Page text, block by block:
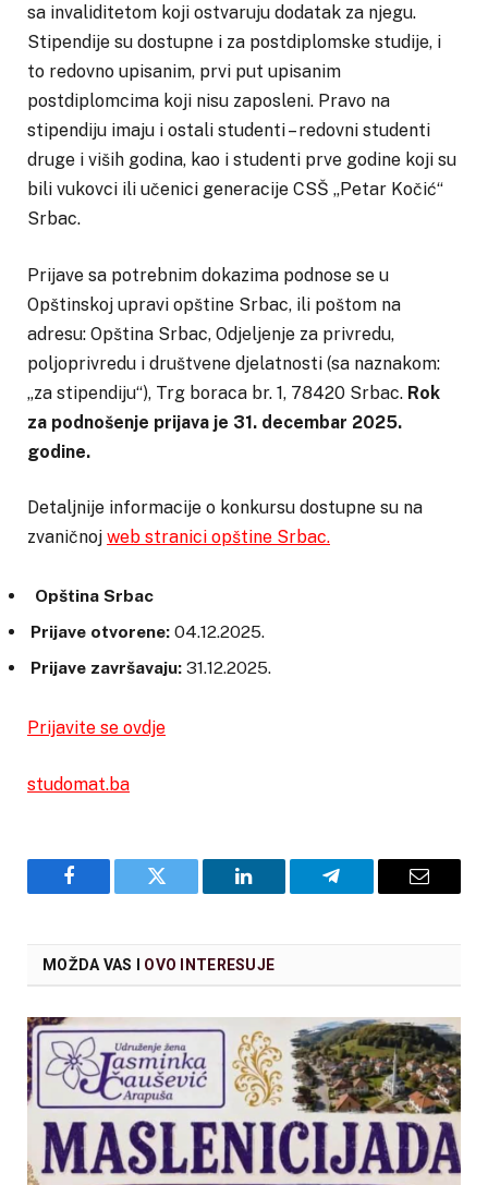
sa invaliditetom koji ostvaruju dodatak za njegu.
Stipendije su dostupne i za postdiplomske studije, i
to redovno upisanim, prvi put upisanim
postdiplomcima koji nisu zaposleni. Pravo na
stipendiju imaju i ostali studenti – redovni studenti
druge i viših godina, kao i studenti prve godine koji su
bili vukovci ili učenici generacije CSŠ „Petar Kočić“
Srbac.
Prijave sa potrebnim dokazima podnose se u
Opštinskoj upravi opštine Srbac, ili poštom na
adresu: Opština Srbac, Odjeljenje za privredu,
poljoprivredu i društvene djelatnosti (sa naznakom:
„za stipendiju“), Trg boraca br. 1, 78420 Srbac. Rok
za podnošenje prijava je 31. decembar 2025.
godine.
Detaljnije informacije o konkursu dostupne su na
zvaničnoj web stranici opštine Srbac.
Opština Srbac
Prijave otvorene: 04.12.2025.
Prijave završavaju: 31.12.2025.
Prijavite se ovdje
studomat.ba
Facebook Twitter LinkedIn Telegram Email
MOŽDA VAS I OVO INTERESUJE